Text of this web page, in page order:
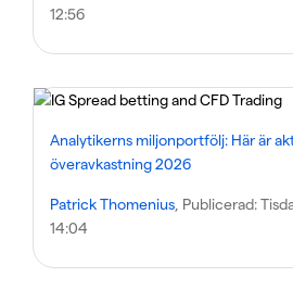
12:56
Analytikerns miljonportfölj: Här är
överavkastning 2026
Patrick Thomenius , Publicerad:
14:04